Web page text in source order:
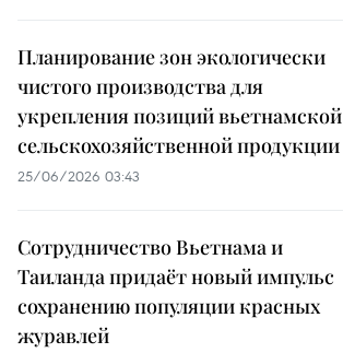
Планирование зон экологически
чистого производства для
укрепления позиций вьетнамской
сельскохозяйственной продукции
25/06/2026 03:43
Сотрудничество Вьетнама и
Таиланда придаёт новый импульс
сохранению популяции красных
журавлей